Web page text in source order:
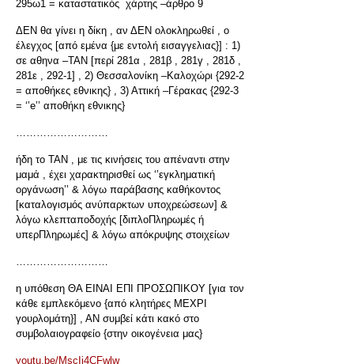
295ω1 = καταστατικός χάρτης –άρθρο 9
ΔΕΝ θα γίνει η δίκη , αν ΔΕΝ ολοκληρωθεί , ο
έλεγχος [από εμένα {με εντολή εισαγγελιας}] : 1)
σε αθηνα –ΤΑΝ [περί 281α , 281β , 281γ , 281δ ,
281ε , 292-1] , 2) Θεσσαλονίκη –Καλοχώρι {292-2
= αποθήκες εθνικης} , 3) Αττική –Γέρακας {292-3
= ‘’e’’ αποθήκη εθνικης}
………………………
ήδη το ΤΑΝ , με τις κινήσεις του απέναντι στην
μαμά , έχει χαρακτηρισθεί ως ‘’εγκληματική
οργάνωση’’ & λόγω παράβασης καθήκοντος
[καταλογισμός ανύπαρκτων υποχρεώσεων] &
λόγω κλεπταποδοχής [διπλοΠληρωμές ή
υπερΠληρωμές] & λόγω απόκρυψης στοιχείων
………………………
η υπόθεση ΘΑ ΕΙΝΑΙ ΕΠΙ ΠΡΟΣΩΠΙΚΟΥ [για τον
κάθε εμπλεκόμενο {από κλητήρες ΜΕΧΡΙ
γουρλομάτη}] , ΑΝ συμβεί κάτι κακό στο
συμβολαιογραφείο {στην οικογένεια μας}
youtu.be/MscIi4CFwlw